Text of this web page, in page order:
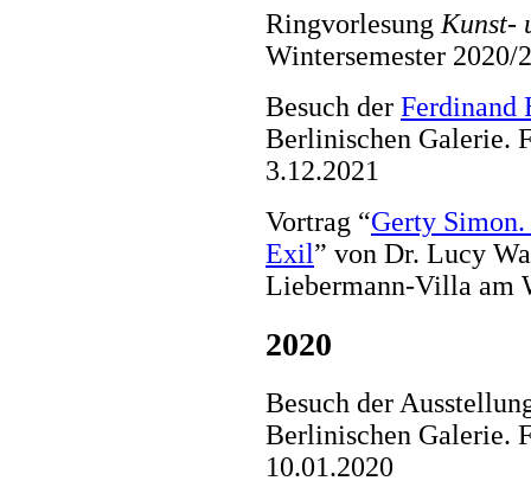
Ringvorlesung Kunst-
Wintersemester 2020/
Besuch der Ferdinand
Berlinischen Galerie.
3.12.2021
Vortrag “Gerty
Exil” von Dr. Lucy
Liebermann-Villa am
2020
Besuch der
Berlinischen Galerie.
10.01.2020